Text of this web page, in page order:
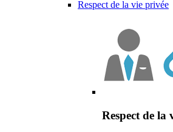
Respect de la vie privée
Respect de la